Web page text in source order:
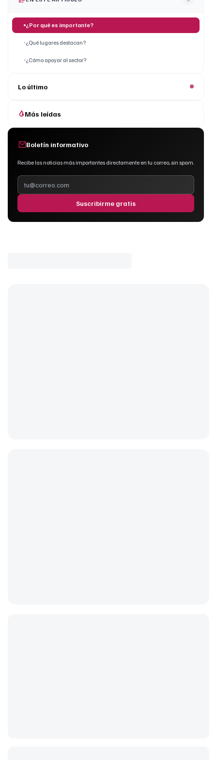
¿Por qué es importante?
¿Qué lugares destacan?
¿Cómo apoyar al sector?
Lo último
Más leídas
Boletín informativo
Recibe las noticias más importantes directamente en tu correo, sin spam.
Suscribirme gratis